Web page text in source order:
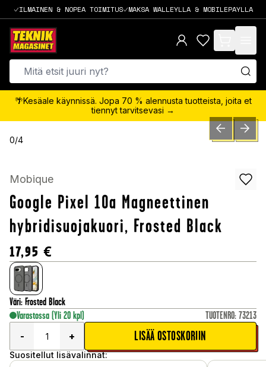
ILMAINEN & NOPEA TOIMITUS MAKSA WALLEYLLA & MOBILEPAYLLA
items in cart,
🌴Kesäale käynnissä. Jopa 70 % alennusta tuotteista, joita et
tiennyt tarvitsevasi →
0/4 PREVIOUSNEXT
Mobique
Google Pixel 10a Magneettinen
hybridisuojakuori, Frosted Black
17,95 €
Väri: Frosted Black
Varastossa (Yli 20 kpl) TUOTENRO: 73213
-
+ LISÄÄ OSTOSKORIIN
Suositellut lisävalinnat: